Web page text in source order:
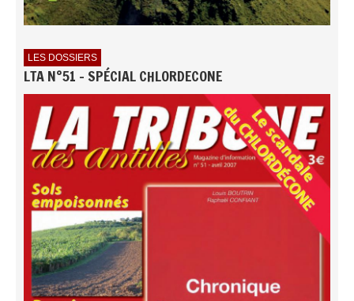
LES DOSSIERS
LTA N°51 - SPÉCIAL CHLORDECONE